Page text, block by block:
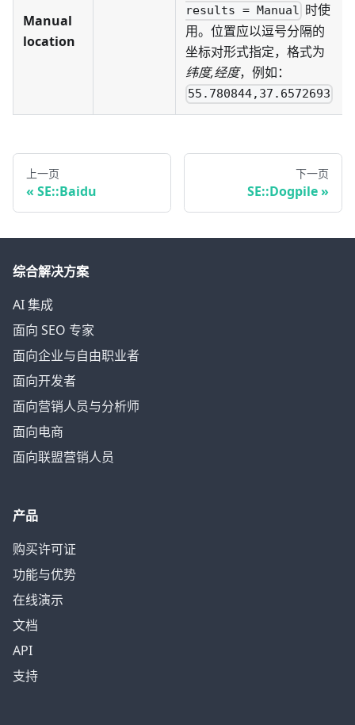
Manual
location
results = Manual 时使
用。位置应以逗号分隔的
坐标对形式指定，格式为
纬度,经度，例如：
55.780844,37.6572693
上一页
SE::Baidu
下一页
SE::Dogpile
综合解决方案
AI 集成
面向 SEO 专家
面向企业与自由职业者
面向开发者
面向营销人员与分析师
面向电商
面向联盟营销人员
产品
购买许可证
功能与优势
在线演示
文档
API
支持